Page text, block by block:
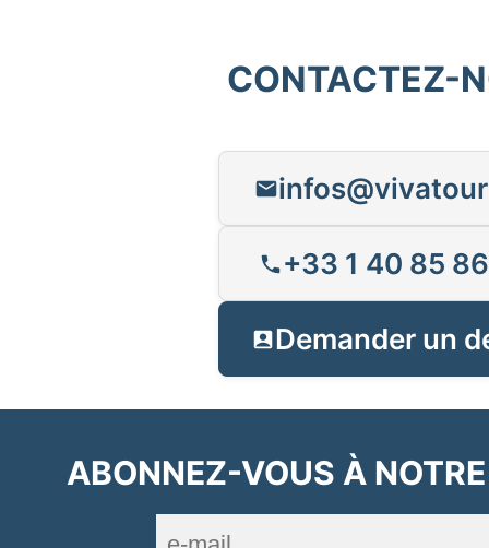
CONTACTEZ-
+33 1 40 85
Demander un
ABONNEZ-VOUS À